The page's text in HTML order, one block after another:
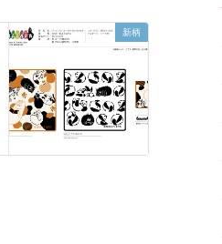
新柄